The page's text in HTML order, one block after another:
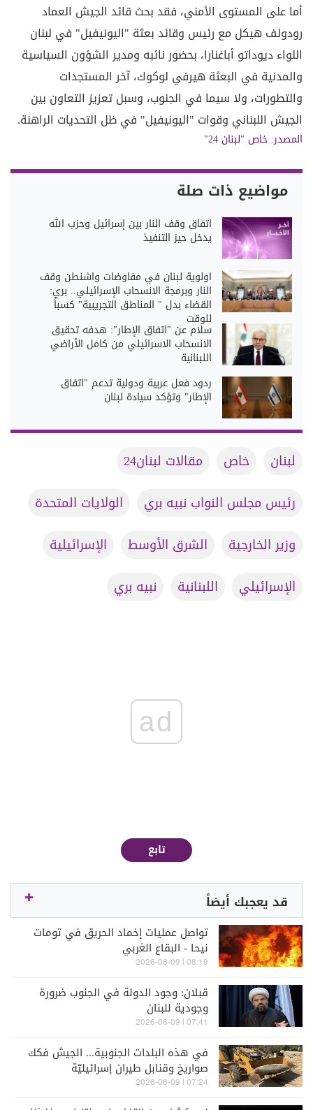
أما على المستوى الأمني، فقد بحث قائد الجيش العماد
رودولف هيكل مع رئيس وقائد بعثة "اليونيفيل" في لبنان
اللواء ديوداتو أباغنارا، بحضور نائبه ومدير الشؤون السياسية
والمدنية في البعثة هيرفي لوكوك، آخر المستجدات
والتطورات، ولا سيما في الجنوب، وسبل تعزيز التعاون بين
الجيش اللبناني وقوات "اليونيفيل" في ظل التحديات الراهنة.
المصدر: خاص "لبنان 24"
مواضيع ذات صلة
اتفاق وقف النار بين إسرائيل وحزب الله
يدخل حيز التنفيذ
اولوية لبنان في مفاوضات واشنطن وقف
النار وبرمجة الانسحاب الإسرائيلي.. بري:
القضاء بدل " المناطق التجريبية" كسباً
للوقت
سلام عن "اتفاق الإطار": هدفه تحقيق
الانسحاب الاسرائيلي من كامل الأراضي
اللبنانية
ردود فعل عربية ودولية تدعم "اتفاق
الإطار" وتؤكد سيادة لبنان
لبنان خاص
مقالات لبنان24
رئيس مجلس النواب نبيه بري
الولايات المتحدة
وزير الخارجية
الشرق الأوسط
الإسرائيلية
الإسرائيلي
اللبنانية نبيه بري
ad
تابع
قد يعجبك أيضاً
تواصل عمليات إخماد الحريق في تومات
نيحا - البقاع الغربي
08:19 | 2026-08-09
قبلان: وجود الدولة في الجنوب ضرورة
وجودية للبنان
07:41 | 2026-08-09
في هذه البلدات الجنوبية... الجيش فكك
صواريخ وقنابل طيران إسرائيليّة
07:24 | 2026-08-09